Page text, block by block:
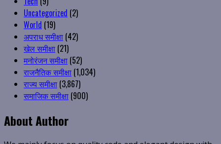
Uncategorized (2)
World (19)
अपराध समीक्षा (42)
खेल समीक्षा (21)
मनोरंजन समीक्षा (52)
राजनैतिक समीक्षा (1,034)
राज्य समीक्षा (3,867)
समाजिक समीक्षा (900)
About Author